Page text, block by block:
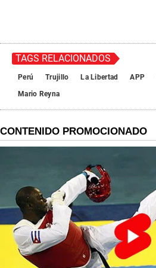
TAGS RELACIONADOS
Perú Trujillo La Libertad APP
Mario Reyna